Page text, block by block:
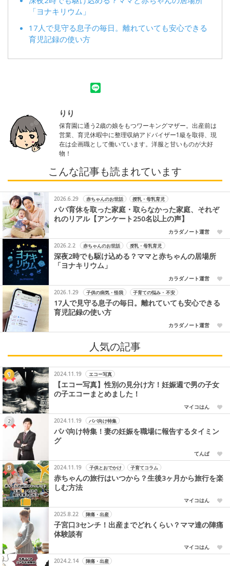
「ヨナキリウム」
17人で見守る息子の毎日。離れていても安心できる
育児記録の使い方
りり
保育園に通う2歳の娘をもつワーキングマザー。出産前は
営業、育児休暇中に整理収納アドバイザー1級を取得、現
在は企画職として働いています。洋服と甘いものが大好
物！
こんな記事も読まれています
2026.6.29 赤ちゃんのお世話 授乳・母乳育児
パパ育休を取った家庭・取らなかった家庭、それぞ
れのリアル【アンケート250名以上の声】
カラダノート運営
2026.2.2
赤ちゃんのお世話 授乳・母乳育児
深夜2時でも駆け込める？ママと赤ちゃんの居場所
「ヨナキリウム」
カラダノート運営
2026.1.29
子供の病気・怪我 子育ての悩み・不安
17人で見守る息子の毎日。離れていても安心できる
育児記録の使い方
カラダノート運営
人気の記事
2024.11.19 エコー写真
【エコー写真】性別の見分け方！妊娠週で男の子女
の子エコーまとめました！
マイコはん
2024.11.19
パパ向け特集
パパ向け特集！妻の妊娠を職場に報告するタイミン
グ
てんぱ
2024.11.19
子供とおでかけ 子育てコラム
赤ちゃんの旅行はいつから？生後3ヶ月から旅行を楽
しむ方法
マイコはん
2025.8.22
陣痛・出産
子宮口3センチ！出産までどれくらい？ママ達の陣痛
体験談有
マイコはん
2024.2.14
陣痛・出産